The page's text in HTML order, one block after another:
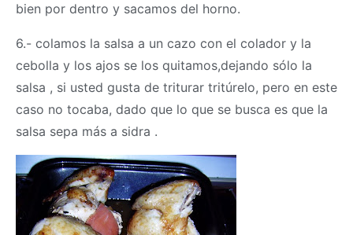
bien por dentro y sacamos del horno.
6.- colamos la salsa a un cazo con el colador y la
cebolla y los ajos se los quitamos,dejando sólo la
salsa , si usted gusta de triturar tritúrelo, pero en este
caso no tocaba, dado que lo que se busca es que la
salsa sepa más a sidra .